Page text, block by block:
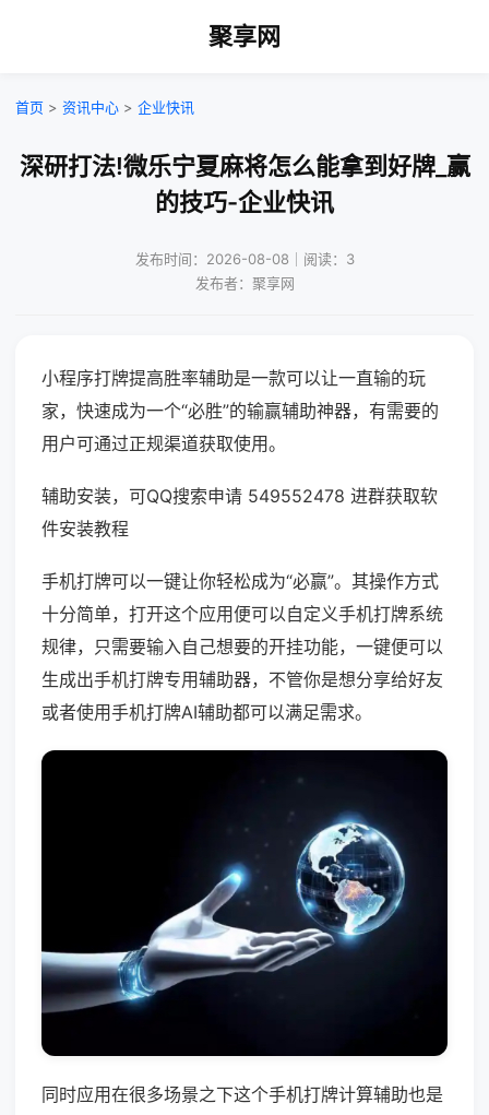
聚享网
首页 > 资讯中心 > 企业快讯
深研打法!微乐宁夏麻将怎么能拿到好牌_赢
的技巧-企业快讯
发布时间：2026-08-08｜阅读：3
发布者：聚享网
小程序打牌提高胜率辅助是一款可以让一直输的玩
家，快速成为一个“必胜”的输赢辅助神器，有需要的
用户可通过正规渠道获取使用。
辅助安装，可QQ搜索申请 549552478 进群获取软
件安装教程
手机打牌可以一键让你轻松成为“必赢”。其操作方式
十分简单，打开这个应用便可以自定义手机打牌系统
规律，只需要输入自己想要的开挂功能，一键便可以
生成出手机打牌专用辅助器，不管你是想分享给好友
或者使用手机打牌AI辅助都可以满足需求。
同时应用在很多场景之下这个手机打牌计算辅助也是